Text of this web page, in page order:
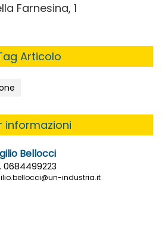
1
Articolo
informazioni
Bellocci
0684499223
industria.it